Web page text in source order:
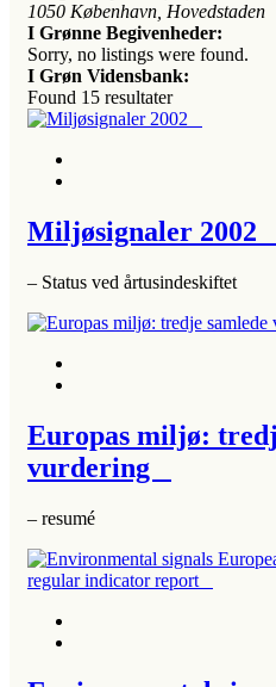
1050 København, Hovedstaden
I Grønne Begivenheder:
Sorry, no listings were found.
I Grøn Vidensbank:
Found 15 resultater
Miljøsignaler 2002
– Status ved årtusindeskiftet
Europas miljø:
vurdering
– resumé